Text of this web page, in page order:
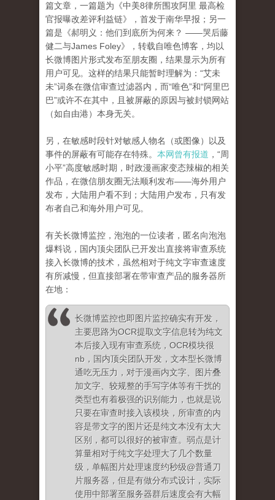
篇文章，一篇题为《中美8律所围攻阿里 最高检
官报曝改差评利益链》，首发于南华早报；另一
篇是《郝明义：他们到底所为何来？ ——哭后藤
健二与James Foley》，转载自唯色博客，均以
长微博图片形式发布至朋友圈，结果显示为所有
用户可见。这样的结果只能暂时理解为：“艾未
未”词条在微信审查过滤器内，而“唯色”和“阿里巴
巴”或许不在其中，且被屏蔽的原因与被封锁网站
（如自由港）本身无关。
另，在敏感时段针对敏感人物名（或图像）以及
事件的屏蔽有可能存在特殊。 本网曾有报道 ，“周
小平”高度敏感时期，时政漫画家变态辣椒的相关
作品，在微信朋友圈无法顺利发布——海外用户
发布，大陆用户看不到；大陆用户发布，只有发
布者自己和海外用户可见。
有关长微博监控，泡泡的一位读者，匿名向泡泡
爆料说，国内顶尖团队已开发出直接将审查系统
接入长微博的技术，虽然相对于纯文字审查速度
有所减慢，但直接部署在带审查产品的服务器所
在地：
长微博监控也即图片监控确实有开发，
主要思路为OCR提取文字信息转为纯文
本后接入现有审查系统，OCR模块很
nb，国内顶尖团队开发，文本型长微博
通吃无压力，对于漫画内文字、图片叠
加文字、较规整的手写字体等有干扰的
类型也有着极强的识别能力，也就是说
只要在审查时接入该模块，所审查的内
容是带文字的图片还是纯文本没有太大
区别，都可以很好的被审查。弱点是计
算量相对于纯文字处理大了几个数量
级，单幅图片处理速度约秒级@普通刀
片服务器，但是有做分布式设计，实际
使用中部署至服务器群后速度会有大幅